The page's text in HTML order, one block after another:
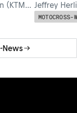
(KTM)
Jeffrey
(Kawasaki).
MOTOCROSS-
News